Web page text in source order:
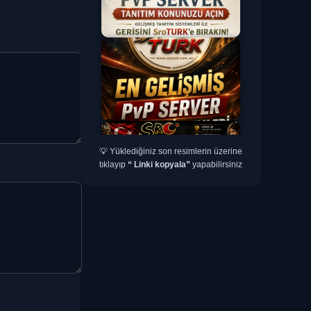
💡 Yüklediğiniz son resimlerin üzerine
tıklayıp “ Linki kopyala” yapabilirsiniz